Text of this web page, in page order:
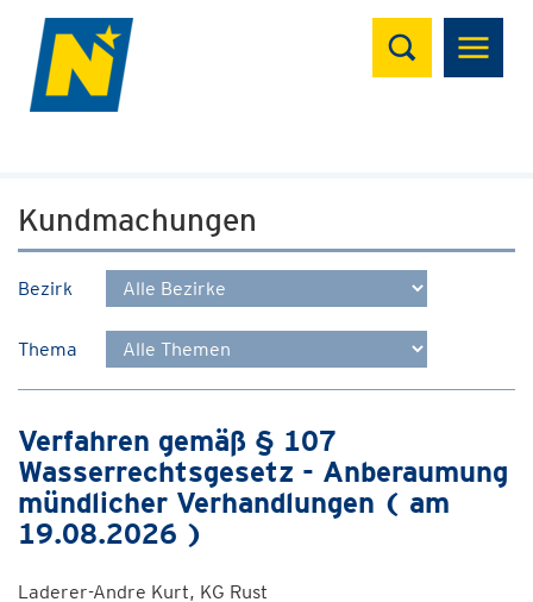
Suchen
Kundmachungen
Bezirk
Thema
Verfahren gemäß § 107
Wasserrechtsgesetz - Anberaumung
mündlicher Verhandlungen ( am
19.08.2026 )
Laderer-Andre Kurt, KG Rust